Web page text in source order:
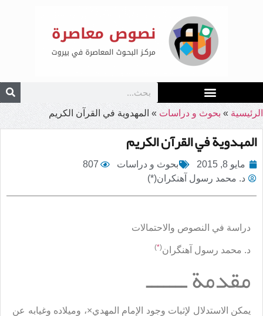
الرئيسية » بحوث و دراسات » المهدوية في القرآن الكريم
المهدوية في القرآن الكريم
مايو 8, 2015 بحوث و دراسات
807
د. محمد رسول آهنكران(*)
دراسة في النصوص والاحتمالات
د. محمد رسول آهنگران(
*
)
مقدمة ـــــــ
يمكن الاستدلال لإثبات وجود الإمام المهدي×، وميلاده وغيابه عن